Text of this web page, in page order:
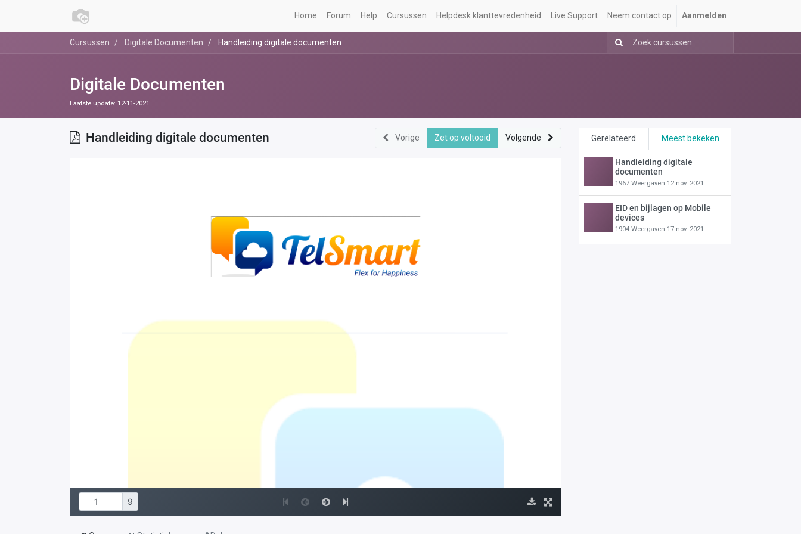
Home Forum Help Cursussen Helpdesk klanttevredenheid Live Support Neem contact op Aanmelden
Cursussen Digitale Documenten Handleiding digitale documenten
Digitale Documenten
Laatste update: 12-11-2021
Gerelateerd Meest bekeken
Handleiding digitale
documenten
1967 Weergaven 12 nov. 2021
EID en bijlagen op Mobile
devices
1904 Weergaven 17 nov. 2021
Handleiding digitale documenten Vorige Zet op voltooid Volgende